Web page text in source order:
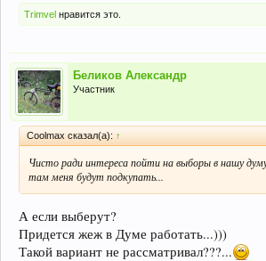
Trimvel нравится это.
Беликов Александр
Участник
Coolmax сказал(а): ↑
Чисто ради интереса пойти на выборы в нашу
там меня будут подкупать...
А если выберут?
Придется жеж в Думе работать...)))
Такой вариант не рассматривал???...